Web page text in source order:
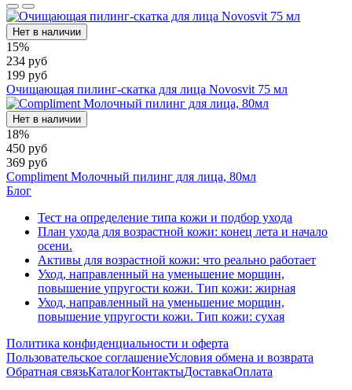
Нет в наличии
15%
234 руб
199 руб
Очищающая пилинг-скатка для лица Novosvit 75 мл
Нет в наличии
18%
450 руб
369 руб
Compliment Молочный пилинг для лица, 80мл
Блог
Тест на определение типа кожи и подбор ухода
План ухода для возрастной кожи: конец лета и начало
осени.
Активы для возрастной кожи: что реально работает
Уход, направленный на уменьшение морщин,
повышение упругости кожи. Тип кожи: жирная
Уход, направленный на уменьшение морщин,
повышение упругости кожи. Тип кожи: сухая
Политика конфиденциальности и оферта
Пользовательское соглашениеУсловия обмена и возврата
Обратная связьКаталогКонтактыДоставкаОплата